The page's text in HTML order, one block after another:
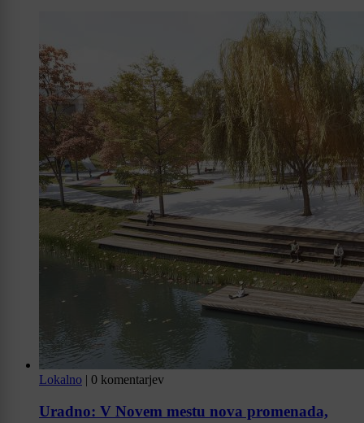
Lokalno | 0 komentarjev
Uradno: V Novem mestu nova promenada,